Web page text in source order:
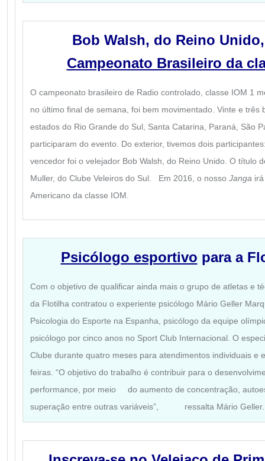
Bob Walsh, do Reino
Campeonato Brasileiro da
O campeonato brasileiro de Radio controlado, classe IOM 1
no último final de semana, foi bem movimentado. Vinte e três
estados do Rio Grande do Sul, Santa Catarina, Paraná, São
participaram do evento. Do exterior, tivemos dois
vencedor foi o velejador Bob Walsh, do Reino Unido. O título
Muller, do Clube Veleiros do Sul. Em 2016, o nosso Janga
Americano da classe IOM.
Psicólogo esportivo para a
Com o objetivo de qualificar ainda mais o grupo de atletas e
da Flotilha contratou o experiente psicólogo Mário Geller
Psicologia do Esporte na Espanha, psicólogo da equipe
psicólogo por cinco anos no Sport Club Internacional. O
Clube durante quatro meses para atendimentos individuais e
feiras. “O objetivo do trabalho é contribuir para o
performance, por meio do aumento de concentração,
superação entre outras variáveis”, ressalta Mário Geller.